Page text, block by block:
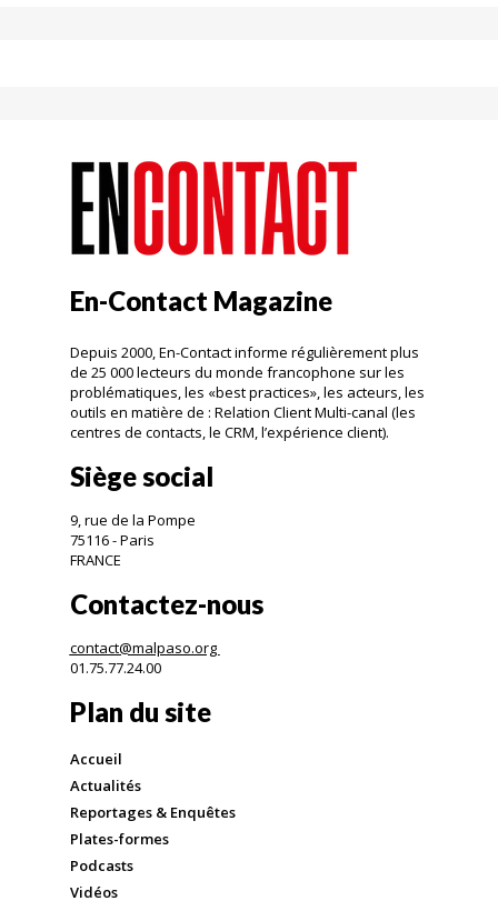
En-Contact Magazine
Depuis 2000, En-Contact informe régulièrement plus
de 25 000 lecteurs du monde francophone sur les
problématiques, les «best practices», les acteurs, les
outils en matière de : Relation Client Multi-canal (les
centres de contacts, le CRM, l’expérience client).
Siège social
9, rue de la Pompe
75116 - Paris
FRANCE
Contactez-nous
contact@malpaso.org
01.75.77.24.00
Plan du site
Accueil
Actualités
Reportages & Enquêtes
Plates-formes
Podcasts
Vidéos